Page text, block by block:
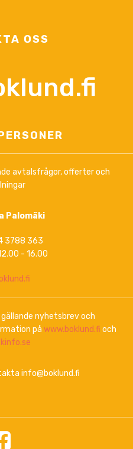
OSS
avtalsfrågor, offerter och
Palomäki
3788 363
- 16.00
nyhetsbrev och
på www.boklund.fi och
info@boklund.fi